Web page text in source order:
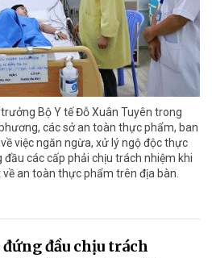
Bộ Y tế Đỗ Xuân Tuyên trong
các sở an toàn thực phẩm, ban
việc ngăn ngừa, xử lý ngộ độc thực
các cấp phải chịu trách nhiệm khi
an toàn thực phẩm trên địa bàn.
đầu chịu trách